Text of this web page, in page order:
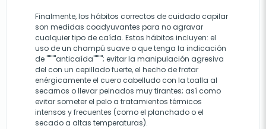
Finalmente, los hábitos correctos de cuidado capilar
son medidas coadyuvantes para no agravar
cualquier tipo de caída. Estos hábitos incluyen: el
uso de un champú suave o que tenga la indicación
de """"anticaída""""; evitar la manipulación agresiva
del con un cepillado fuerte, el hecho de frotar
enérgicamente el cuero cabelludo con la toalla al
secarnos o llevar peinados muy tirantes; así como
evitar someter el pelo a tratamientos térmicos
intensos y frecuentes (como el planchado o el
secado a altas temperaturas).